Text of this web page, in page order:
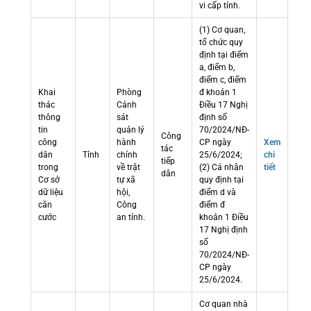
vi cấp tỉnh.
Khai
thác
thông
tin
công
dân
trong
Cơ sở
dữ liệu
căn
cước
Tỉnh
Phòng
Cảnh
sát
quản lý
hành
chính
về trật
tự xã
hội,
Công
an tỉnh.
Công
tác
tiếp
dân
(1) Cơ quan,
tổ chức quy
định tại điểm
a, điểm b,
điểm c, điểm
đ khoản 1
Điều 17 Nghị
định số
70/2024/NĐ-
CP ngày
25/6/2024;
(2) Cá nhân
quy định tại
điểm d và
điểm đ
khoản 1 Điều
17 Nghị định
số
70/2024/NĐ-
CP ngày
25/6/2024.
Xem
chi
tiết
Cơ quan nhà